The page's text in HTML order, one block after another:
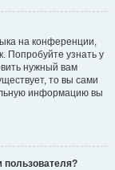
на конференции,
Попробуйте узнать у
нужный вам
то вы сами
информацию вы